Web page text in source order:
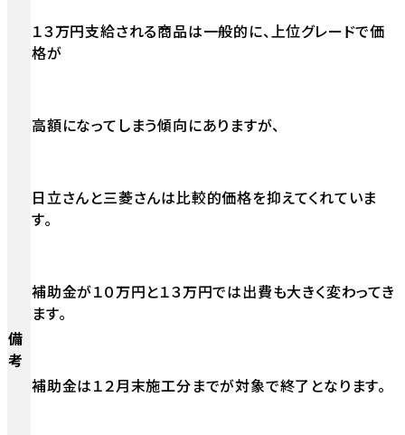
備
考
１３万円支給される商品は一般的に、上位グレードで価
格が
高額になってしまう傾向にありますが、
日立さんと三菱さんは比較的価格を抑えてくれていま
す。
補助金が１０万円と１３万円では出費も大きく変わってき
ます。
補助金は１２月末施工分までが対象で終了となります。